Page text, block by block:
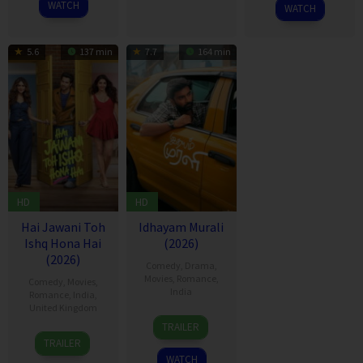
WATCH WATCH
5.6 137 min
HD
Hai Jawani Toh
Ishq Hona Hai
(2026)
4
Jun
David
Dhawan
TRAILER
7.7 164 min
HD
Idhayam Murali
(2026)
10
Jul
2026
Aakash
Baskaran
TRAILER
WATCH